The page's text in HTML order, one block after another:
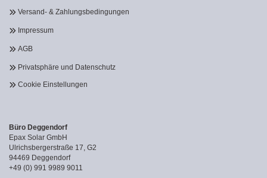
Versand- & Zahlungsbedingungen
Impressum
AGB
Privatsphäre und Datenschutz
Cookie Einstellungen
Büro Deggendorf
Epax Solar GmbH
Ulrichsbergerstraße 17, G2
94469 Deggendorf
+49 (0) 991 9989 9011